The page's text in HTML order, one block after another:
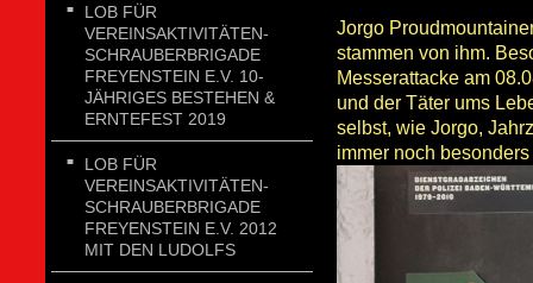
LOB FÜR
VEREINSAKTIVITÄTEN-
SCHRAUBERBRIGADE
FREYENSTEIN E.V. 10-
JÄHRIGES BESTEHEN &
ERNTEFEST 2019
LOB FÜR
VEREINSAKTIVITÄTEN-
SCHRAUBERBRIGADE
FREYENSTEIN E.V. 2012
MIT DEN LUDOLFS
Jorgo
stammen von ihm.
Messerattacke am
und der Täter ums
selbst, wie Jorgo,
immer noch